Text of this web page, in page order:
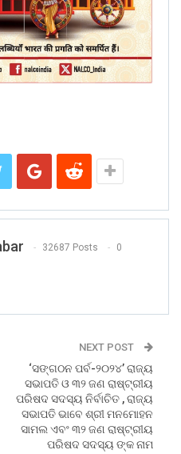
32687 Posts 0
NEXT POST
‘ସଙ୍ଗଠନ ପର୍ବ-୨୦୨୪’ ରାଜ୍ୟ
ସଭାପତି ଓ ୩୨ ଜଣ ରାଷ୍ଟ୍ରୀୟ
ପରିଷଦ ସଦସ୍ୟ ନିର୍ବାଚିତ , ରାଜ୍ୟ
ସଭାପତି ଭାବେ ଶ୍ରୀ ମନମୋହନ
ସାମଲ ଏବଂ ୩୨ ଜଣ ରାଷ୍ଟ୍ରୀୟ
ପରିଷଦ ସଦସ୍ୟ ଙ୍କ ନାମ